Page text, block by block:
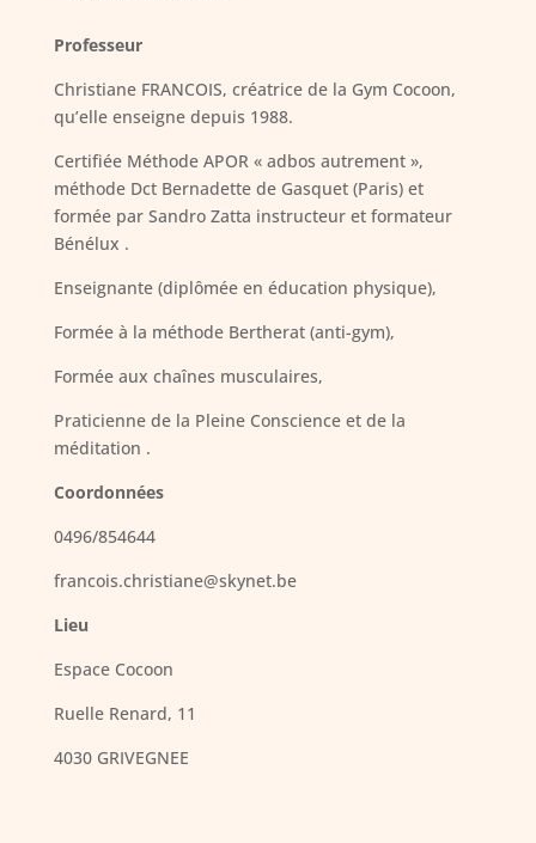
Professeur
Christiane FRANCOIS, créatrice de la Gym Cocoon,
qu’elle enseigne depuis 1988.
Certifiée Méthode APOR « adbos autrement »,
méthode Dct Bernadette de Gasquet (Paris) et
formée par Sandro Zatta instructeur et formateur
Bénélux .
Enseignante (diplômée en éducation physique),
Formée à la méthode Bertherat (anti-gym),
Formée aux chaînes musculaires,
Praticienne de la Pleine Conscience et de la
méditation .
Coordonnées
0496/854644
francois.christiane@skynet.be
Lieu
Espace Cocoon
Ruelle Renard, 11
4030 GRIVEGNEE